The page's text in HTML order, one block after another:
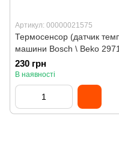
Артикул: 00000021575
Термосенсор (датчик
машини Bosch \ Beko
230 грн
В наявності